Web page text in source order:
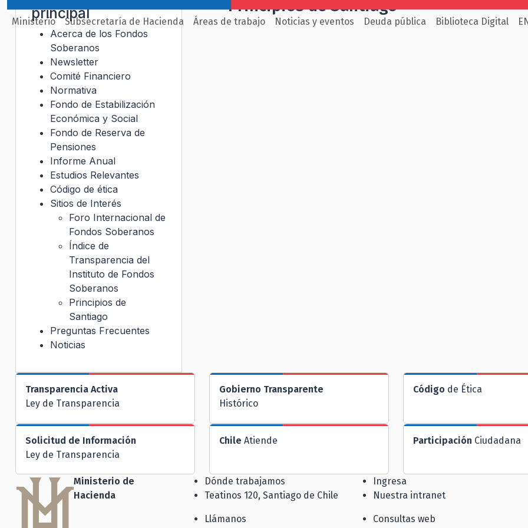
Ministerio Subsecretaría de Hacienda Áreas de trabajo Noticias y eventos Deuda pública Biblioteca Digital
Principios de Santiago
principal
Acerca de los Fondos
Soberanos
Newsletter
Comité Financiero
Normativa
Fondo de Estabilización
Económica y Social
Fondo de Reserva de
Pensiones
Informe Anual
Estudios Relevantes
Código de ética
Sitios de Interés
Foro Internacional de
Fondos Soberanos
Índice de
Transparencia del
Instituto de Fondos
Soberanos
Principios de
Santiago
Preguntas Frecuentes
Noticias
Transparencia Activa
Ley de Transparencia
Gobierno Transparente
Histórico
Código de Ética
Solicitud de Información
Ley de Transparencia
Chile Atiende Participación Ciudadana
Ministerio de
Hacienda
Dónde trabajamos
Teatinos 120, Santiago de Chile
Llámanos
Ingresa
Nuestra intranet
Consultas web